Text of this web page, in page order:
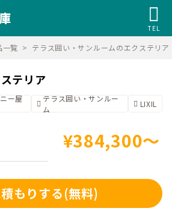
TEL
一覧 テラス囲い・サンルームのエクステリア
テリア
ー屋
テラス囲い・サンルー
ム
LIXIL
¥384,300～
もりする(無料)